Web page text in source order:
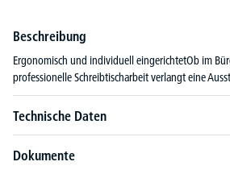
Beschreibung
Ergonomisch und individuell eingerichtetOb im
professionelle Schreibtischarbeit verlangt eine
Technische Daten
Dokumente